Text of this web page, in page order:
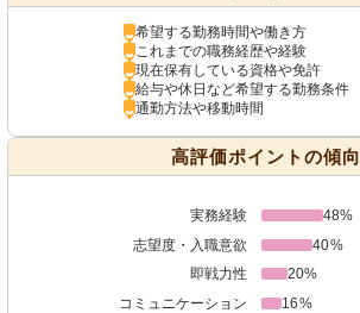
希望する勤務時間や働き方
これまでの職務経歴や経験
現在保有している資格や免許
給与や休日など希望する勤務条件
通勤方法や移動時間
高評価ポイントの傾向
実務経験
48%
志望度・入職意欲
40%
即戦力性
20%
コミュニケーション
16%